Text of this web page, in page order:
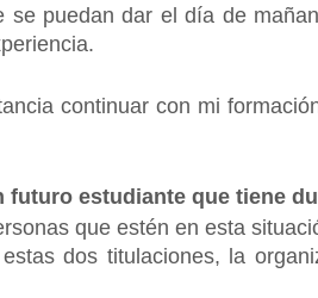
se puedan dar el día de
continuar con mi
futuro estudiante que tiene
que estén en esta
dos titulaciones, la